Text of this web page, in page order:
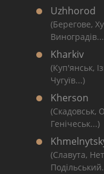
Uzhhorod
(Берегове,
Kharkiv
(Куп'янськ,
Чугуїв...)
Kherson
(Скадовськ,
Генічеськ...)
(Славута,